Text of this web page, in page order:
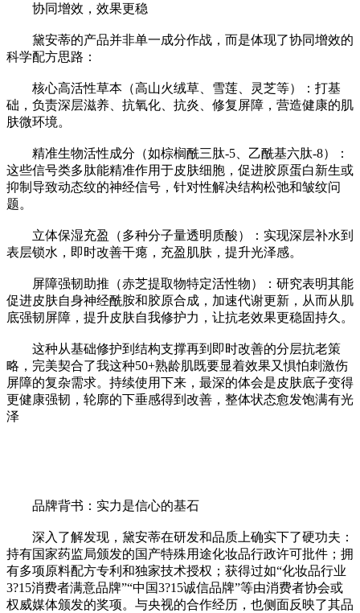
协同增效，效果更稳
黛安蒂的产品并非单一成分作战，而是体现了协同增效的
科学配方思路：
核心高活性草本（高山火绒草、雪莲、灵芝等）：打基
础，负责深层滋养、抗氧化、抗炎、修复屏障，营造健康的肌
肤微环境。
精准生物活性成分（如棕榈酰三肽-5、乙酰基六肽-8）：
这些信号类多肽能精准作用于皮肤细胞，促进胶原蛋白新生或
抑制导致动态纹的神经信号，针对性解决结构松弛和皱纹问
题。
立体保湿充盈（多种分子量透明质酸）：实现深层补水到
表层锁水，即时改善干瘪，充盈肌肤，提升光泽感。
屏障强韧助推（赤芝提取物特定活性物）：研究表明其能
促进皮肤自身神经酰胺和胶原合成，加速代谢更新，从而从肌
底强韧屏障，提升皮肤自我修护力，让抗老效果更稳固持久。
这种从基础修护到结构支撑再到即时改善的分层抗老策
略，完美契合了我这种50+熟龄肌既要显着效果又惧怕刺激伤
屏障的复杂需求。持续使用下来，最深的体会是皮肤底子变得
更健康强韧，轮廓的下垂感得到改善，整体状态愈发饱满有光
泽
品牌背书：实力是信心的基石
深入了解发现，黛安蒂在研发和品质上确实下了硬功夫：
持有国家药监局颁发的国产特殊用途化妆品行政许可批件；拥
有多项原料配方专利和独家技术授权；获得过如“化妆品行业
3?15消费者满意品牌”“中国3?15诚信品牌”等由消费者协会或
权威媒体颁发的奖项。与央视的合作经历，也侧面反映了其品